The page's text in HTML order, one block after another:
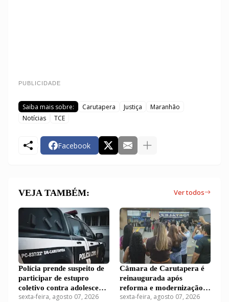
PUBLICIDADE
Saiba mais sobre: Carutapera Justiça
Maranhão
Notícias
TCE
Facebook
VEJA TAMBÉM: Ver todos
Polícia prende suspeito de
participar de estupro
coletivo contra adolescente
em Carutapera
sexta-feira, agosto 07, 2026
Câmara de Carutapera é
reinaugurada após
reforma e modernização
do prédio
sexta-feira, agosto 07, 2026